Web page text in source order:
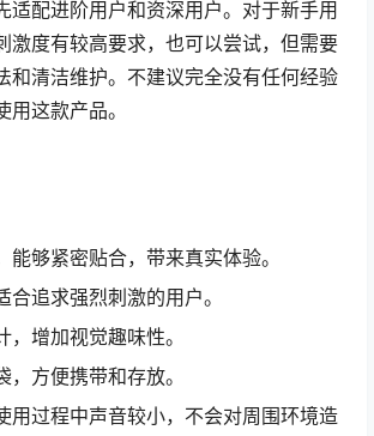
适配进阶用户和资深用户。对于新手用
激度有较高要求，也可以尝试，但需要
和清洁维护。不建议完全没有任何经验
用这款产品。
能够紧密贴合，带来真实体验。
合追求强烈刺激的用户。
，增加视觉趣味性。
，方便携带和存放。
用过程中声音较小，不会对周围环境造